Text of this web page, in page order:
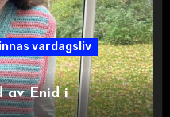
vardagsliv
av Enid i